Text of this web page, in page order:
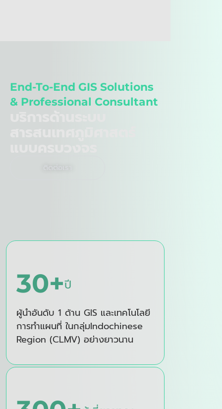
End-To-End GIS Solutions
& Professional Consultant
30+ปี
ผู้นำอันดับ 1 ด้าน GIS และเทคโนโลยี
การทำแผนที่ ในกลุ่มIndochinese
Region (CLMV) อย่างยาวนาน